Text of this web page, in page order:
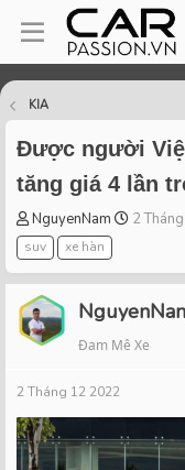
KIA
Được người
tăng giá 4 lần
T
h
r
e
a
d
s
a
r
t
e
NguyenNam
S
r
t
a
2
suv
xe hàn
Đam Mê Xe
2 Tháng 12 2022